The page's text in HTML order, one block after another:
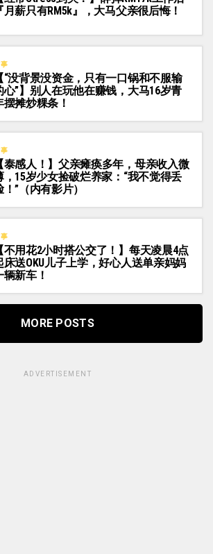
『月薪只有RM5k』，大马父亲很后悔！
【“没背景没资金，只有一口锅和不服输
心”】别人在玩他在赚钱，大马16岁青
摆摊炒粿条！
【泰感人！】父亲瘫痪多年，母亲收入微
，15岁少女捡破烂养家：“我不觉得丢
！”（内有影片）
【不用花2小时搭公交了！】每天凌晨4点
床送OKU儿子上学，好心人送单亲妈妈
辆新车！
MORE POSTS
ADVERTISEMENT